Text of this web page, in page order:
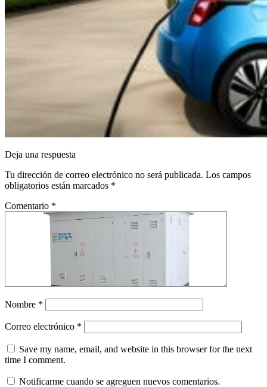
Deja una respuesta
Tu dirección de correo electrónico no será publicada. Los campos
obligatorios están marcados *
Comentario *
Nombre *
Correo electrónico *
Save my name, email, and website in this browser for the next
time I comment.
Notificarme cuando se agreguen nuevos comentarios.